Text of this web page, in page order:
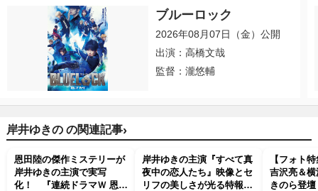
ブルーロック
2026年08月07日（金）公開
出演：高橋文哉
監督：瀧悠輔
岸井ゆきの の関連記事›
恩田陸の傑作ミステリーが
岸井ゆきの主演で実写
化！ 『連続ドラマＷ 恩田
岸井ゆきの主演『すべて真
夜中の恋人たち』映像とセ
リフの美しさが光る特報映
【フォト
吉沢亮＆
きのら登